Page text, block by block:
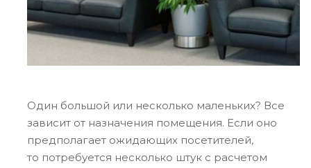
Один большой или несколько маленьких? Все
зависит от назначения помещения. Если оно
предполагает ожидающих посетителей,
то потребуется несколько штук с расчетом